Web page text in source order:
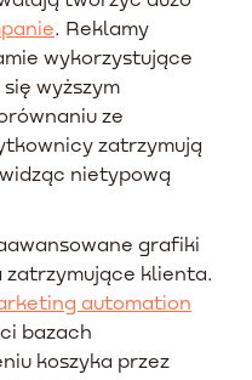
. Reklamy
wykorzystujące
wyższym
ze
zatrzymują
nietypową
grafiki
zatrzymujące klienta.
automation
bazach
koszyka przez